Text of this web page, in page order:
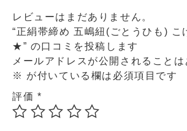
レビューはまだありません。
“正絹帯締め 五嶋紐(ごとうひも) こ
★” の口コミを投稿します
メールアドレスが公開されることは
※ が付いている欄は必須項目です
評価 *